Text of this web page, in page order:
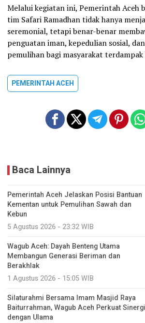
Melalui kegiatan ini, Pemerintah Aceh
tim Safari Ramadhan tidak hanya
seremonial, tetapi benar-benar
penguatan iman, kepedulian sosial,
pemulihan bagi masyarakat terdampak
PEMERINTAH ACEH
Baca Lainnya
Pemerintah Aceh Jelaskan Posisi Bantuan
Kementan untuk Pemulihan Sawah dan
Kebun
5 Agustus 2026 - 23:32 WIB
Wagub Aceh: Dayah Benteng Utama
Membangun Generasi Beriman dan
Berakhlak
1 Agustus 2026 - 15:05 WIB
Silaturahmi Bersama Imam Masjid Raya
Baiturrahman, Wagub Aceh Perkuat Sinergi
dengan Ulama